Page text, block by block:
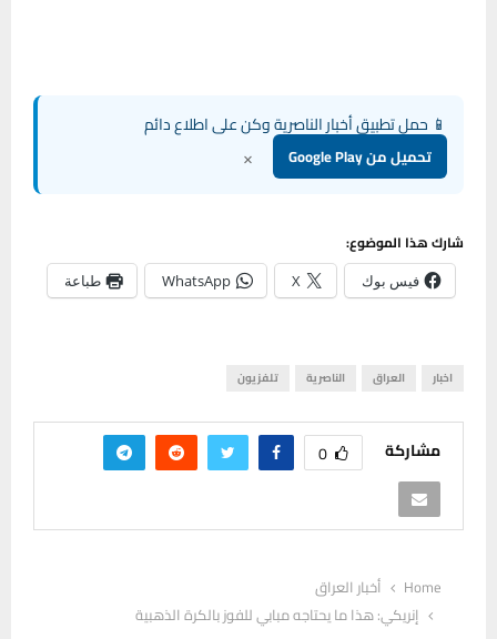
📱 حمل تطبيق أخبار الناصرية وكن على اطلاع دائم
تحميل من Google Play ×
شارك هذا الموضوع:
فيس بوك X
WhatsApp طباعة
اخبار العراق الناصرية تلفزيون
مشاركة 0
Home
أخبار العراق
إنريكي: هذا ما يحتاجه مبابي للفوز بالكرة الذهبية